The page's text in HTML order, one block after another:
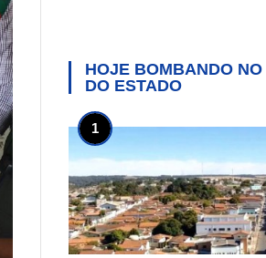
HOJE BOMBANDO NO
DO ESTADO